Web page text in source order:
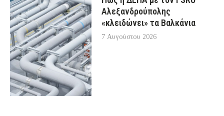
Αλεξανδρούπολης
«κλειδώνει» τα Βαλκάνια
7 Αυγούστου 2026